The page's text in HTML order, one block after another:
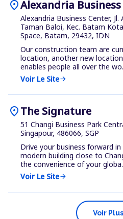
location_onAlexandria
Alexandria Business Center,
Taman Baloi, Kec. Batam
Space, Batam, 29432, IDN
Our construction team are
location, another new
enables people all over the
Voir Le Sitearrow_forward
location_onThe Signature
51 Changi Business Park
Singapour, 486066, SGP
Drive your business forward
modern building close to
the convenience of your
Voir Le Sitearrow_forward
Voir Plus